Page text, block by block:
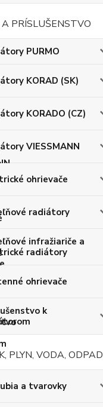
PRÍSLUŠENSTVO
PURMO
KORAD (SK)
KORADO (CZ)
VIESSMANN
ohrievače
radiátory
infražiariče a
radiátory
ohrievače
k
PLYN, VODA, ODPAD
a tvarovky